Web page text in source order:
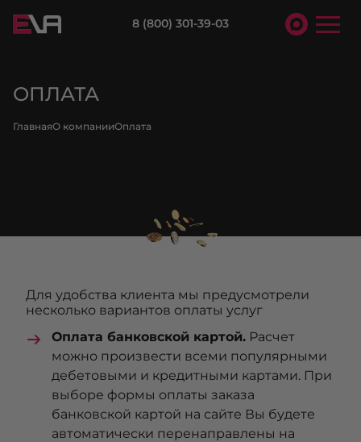
8 (800) 301-39-03
ОПЛАТА
ГлавнаяО компанииОплата
Для удобства клиента мы предусмотрели
несколько вариантов оплаты услуг
Оплата банковской картой. Расчет
можно произвести всеми популярными
дебетовыми и кредитными картами. При
выборе формы оплаты заказа
банковской картой на сайте Вы будете
автоматически перенаправлены на